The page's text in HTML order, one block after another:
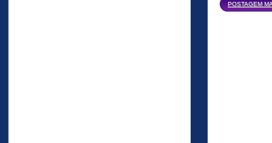
POSTAGEM